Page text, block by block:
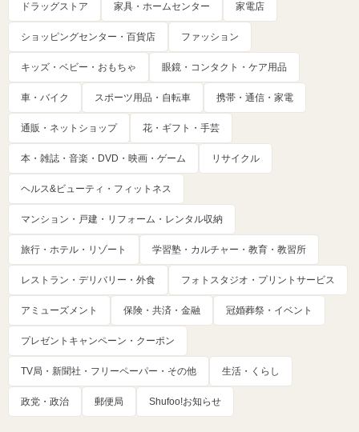
ドラッグストア 家具・ホームセンター 家電店
ショッピングセンター・百貨店 ファッション
キッズ・ベビー・おもちゃ 眼鏡・コンタクト・ケア用品
車・バイク スポーツ用品・自転車 携帯・通信・家電
通販・ネットショップ 花・ギフト・手芸
本・雑誌・音楽・DVD・映画・ゲーム リサイクル
ヘルス&ビューティ・フィットネス
マンション・戸建・リフォーム・レンタル収納
旅行・ホテル・リゾート 学習塾・カルチャー・教育・教習所
レストラン・デリバリー・外食 フォトスタジオ・プリントサービス
アミューズメント 保険・共済・金融 冠婚葬祭・イベント
プレゼントキャンペーン・クーポン
TV局・新聞社・フリーペーパー・その他 生活・くらし
政党・政治 郵便局 Shufoo!お知らせ